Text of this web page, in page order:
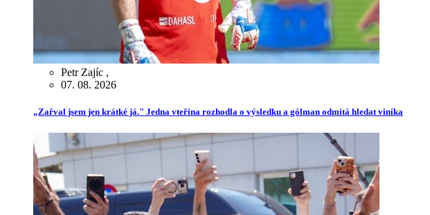
Petr Zajíc ,
07. 08. 2026
„Zařval jsem jen krátké já." Jedna vteřina rozhodla o výsledku a gólman odmítá hledat viníka